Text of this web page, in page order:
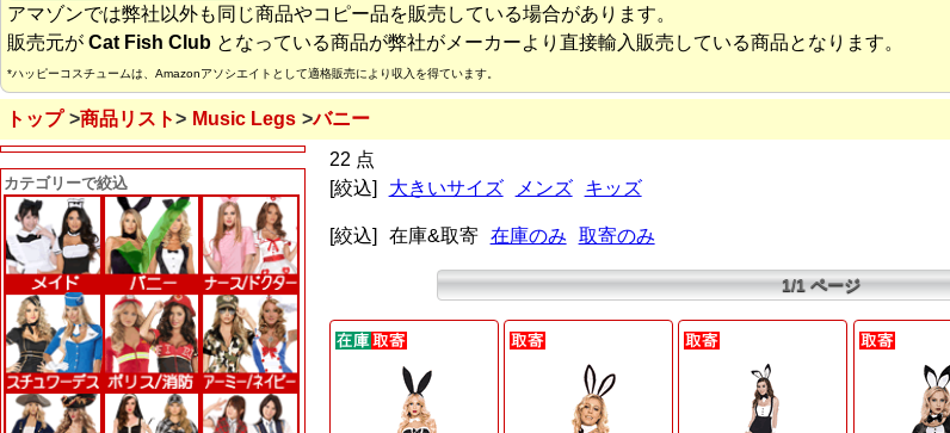
アマゾンでは弊社以外も同じ商品やコピー品を販売している場合があります。
販売元が Cat Fish Club となっている商品が弊社がメーカーより直接輸入販売している商品となります。
*ハッピーコスチュームは、Amazonアソシエイトとして適格販売により収入を得ています。
トップ 商品リスト Music Legs バニー
カテゴリーで絞込
22 点
[絞込]
大きいサイズ メンズ キッズ
[絞込] 在庫&取寄 在庫のみ 取寄のみ
1/1 ページ